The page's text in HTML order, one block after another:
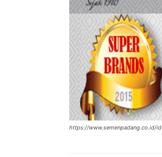
https://www.semenpadang.co.id/id